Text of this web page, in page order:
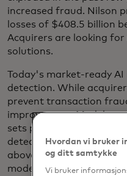
increased fraud. Nilson
losses of $408.5 billion
Acquirers are looking
solutions.
Today's market-ready
detection. While
prevent transaction
improvement. Models
sets prove to be more
detection 2-3x and
above existing acquirer
models are enabling
Hvordan vi bruker
og ditt samtykke
Vi bruker